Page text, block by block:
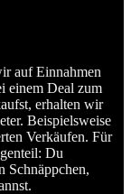
auf Einnahmen
einem Deal zum
erhalten wir
Beispielsweise
Verkäufen. Für
Du
Schnäppchen,